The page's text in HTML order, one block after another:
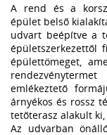
A rend és a
épület belső
udvart beépítve a
épületszerkezettől
épülettömeget,
emlékeztető
árnyékos és rossz
tetőterasz alakult
Az udvarban